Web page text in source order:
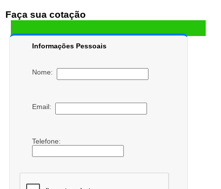
Faça sua cotação
Informações Pessoais
Nome:
Email:
Telefone: